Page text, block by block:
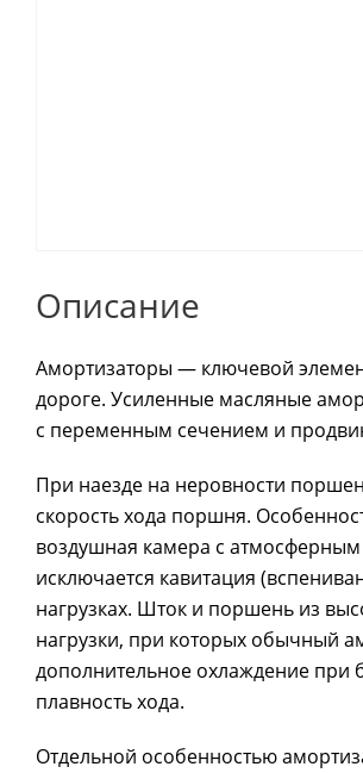
Описание
Амортизаторы — ключевой
дороге. Усиленные масляные
с переменным сечением и
При наезде на неровности
скорость хода поршня.
воздушная камера с
исключается кавитация
нагрузках. Шток и поршень из
нагрузки, при которых обычный
дополнительное охлаждение
плавность хода.
Отдельной особенностью